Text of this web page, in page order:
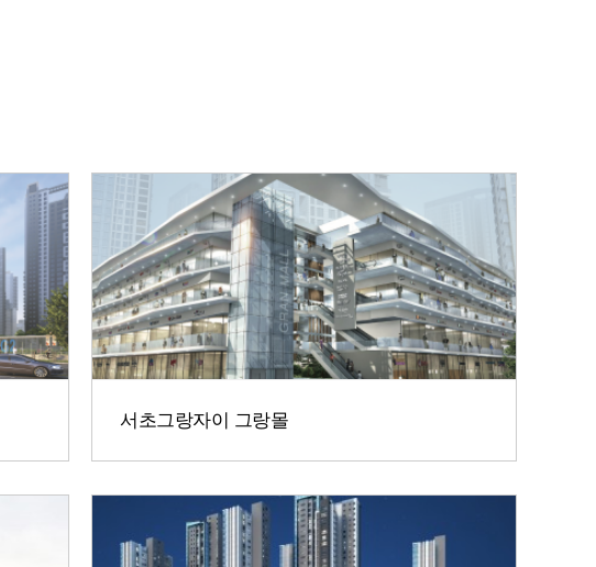
서초그랑자이 그랑몰